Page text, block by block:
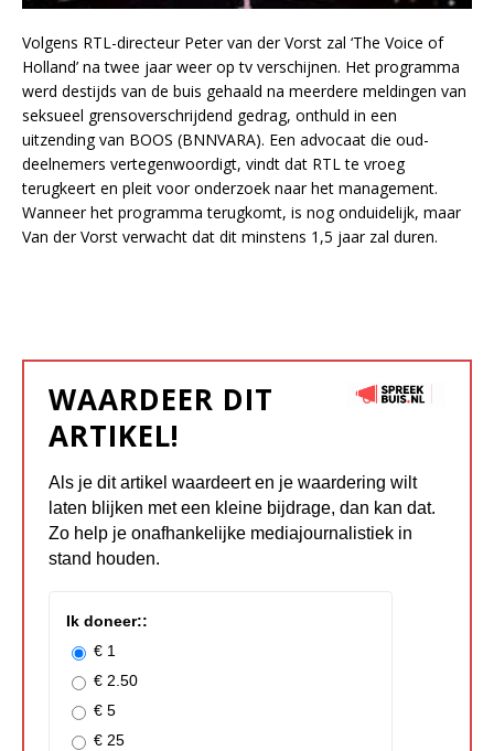
Volgens RTL-directeur Peter van der Vorst zal ‘The Voice of
Holland’ na twee jaar weer op tv verschijnen. Het programma
werd destijds van de buis gehaald na meerdere meldingen van
seksueel grensoverschrijdend gedrag, onthuld in een
uitzending van BOOS (BNNVARA). Een advocaat die oud-
deelnemers vertegenwoordigt, vindt dat RTL te vroeg
terugkeert en pleit voor onderzoek naar het management.
Wanneer het programma terugkomt, is nog onduidelijk, maar
Van der Vorst verwacht dat dit minstens 1,5 jaar zal duren.
WAARDEER DIT
ARTIKEL!
Als je dit artikel waardeert en je waardering wilt
laten blijken met een kleine bijdrage, dan kan dat.
Zo help je onafhankelijke mediajournalistiek in
stand houden.
Ik doneer::
€ 1
€ 2.50
€ 5
€ 25